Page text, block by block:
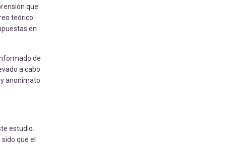
que
teórico
en
de
a cabo
anonimato
estudio.
que el